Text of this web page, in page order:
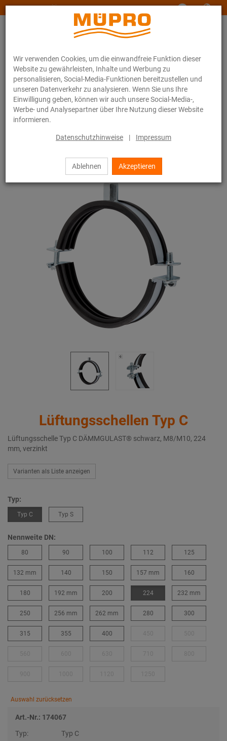
Wir verwenden Cookies, um die einwandfreie Funktion dieser
Website zu gewährleisten, Inhalte und Werbung zu
personalisieren, Social-Media-Funktionen bereitzustellen und
unseren Datenverkehr zu analysieren. Wenn Sie uns Ihre
Einwilligung geben, können wir auch unsere Social-Media-,
Werbe- und Analysepartner über Ihre Nutzung dieser Website
informieren.
Datenschutzhinweise | Impressum
Ablehnen Akzeptieren
www.muepro-maritim.com
Online-Katalog Befestigungstechnik
Rohrschellen
Lüftungsschellen Typ C
Lüftungsschellen Typ C
Lüftungsschelle Typ C DÄMMGULAST® schwarz, M8/M10, 224
mm, verzinkt
Varianten als Liste anzeigen
Typ:
Typ C Typ S
Nennweite DN:
80 90 100 112 125
132 mm 140 150 157 mm 160
180 192 mm 200 224 232 mm
250 256 mm 262 mm 280 300
315 355 400
Auswahl zurücksetzen
Art.-Nr.: 174067
Typ:
Typ C